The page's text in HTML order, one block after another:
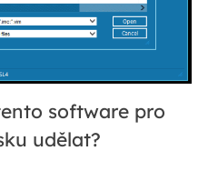
software pro
udělat?